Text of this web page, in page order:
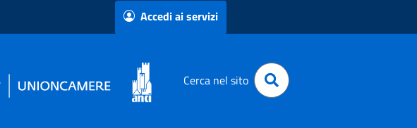
Accedi ai servizi
Cerca nel sito